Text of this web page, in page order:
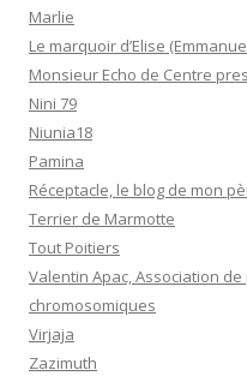
Marlie
Le marquoir d’Elise
Monsieur Echo de Centre
Nini 79
Niunia18
Pamina
Réceptacle, le blog de mon
Terrier de Marmotte
Tout Poitiers
Valentin Apac, Association
chromosomiques
Virjaja
Zazimuth